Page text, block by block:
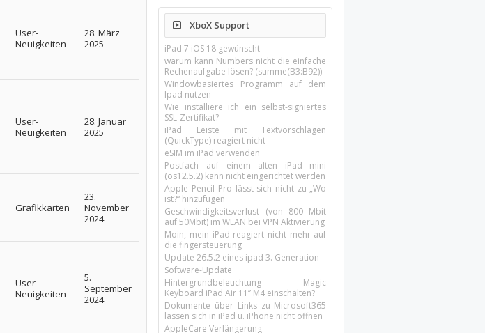
User-
Neuigkeiten
28. März
2025
User-
Neuigkeiten
28. Januar
2025
Grafikkarten
23.
November
2024
User-
Neuigkeiten
5.
September
2024
XboX Support
iPad 7 iOS 18 gewünscht
warum kann Numbers nicht die einfache
Rechenaufgabe lösen? (summe(B3:B92))
Windowbasiertes Programm auf dem
Ipad nutzen
Wie installiere ich ein selbst-signiertes
SSL-Zertifikat?
iPad Leiste mit Textvorschlägen
(QuickType) reagiert nicht
eSIM im iPad verwenden
Postfach auf einem alten iPad mini
(os12.5.2) kann nicht eingerichtet werden
Apple Pencil Pro lässt sich nicht zu „Wo
ist?“ hinzufügen
Geschwindigkeitsverlust (von 800 Mbit
auf 50Mbit) im WLAN bei VPN Aktivierung
Moin, mein iPad reagiert nicht mehr auf
die fingersteuerung
Update 26.5.2 eines ipad 3. Generation
Software-Update
Hintergrundbeleuchtung Magic
Keyboard iPad Air 11’’ M4 einschalten?
Dokumente über Links zu Microsoft365
lassen sich in iPad u. iPhone nicht öffnen
AppleCare Verlängerung